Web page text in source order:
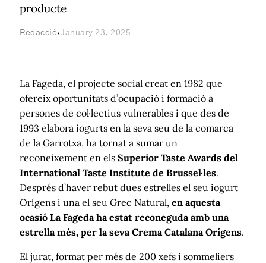
producte
Redacció·January 23, 2025
La Fageda, el projecte social creat en 1982 que
ofereix oportunitats d’ocupació i formació a
persones de col·lectius vulnerables i que des de
1993 elabora iogurts en la seva seu de la comarca
de la Garrotxa, ha tornat a sumar un
reconeixement en els Superior Taste Awards del
International Taste Institute de Brussel·les.
Després d’haver rebut dues estrelles el seu iogurt
Orígens i una el seu Grec Natural, en aquesta
ocasió La Fageda ha estat reconeguda amb una
estrella més, per la seva Crema Catalana Orígens.
El jurat, format per més de 200 xefs i sommeliers